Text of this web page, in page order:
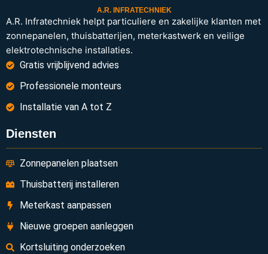
A.R. INFRATECHNIEK
A.R. Infratechniek helpt particuliere en zakelijke klanten met
zonnepanelen, thuisbatterijen, meterkastwerk en veilige
elektrotechnische installaties.
Gratis vrijblijvend advies
Professionele monteurs
Installatie van A tot Z
Diensten
Zonnepanelen plaatsen
Thuisbatterij installeren
Meterkast aanpassen
Nieuwe groepen aanleggen
Kortsluiting onderzoeken